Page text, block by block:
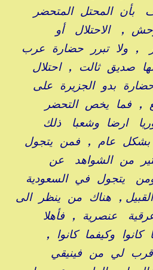
بأن المحتل المتحضر
, الاحتلال أو
, ولا تبرر حضارة عرب
صديق ثالت , احتلال
بدو الجزيرة على
, فما يخص التحضر
ارضا وشعبا ذلك
بشكل عام , فمن يتجول
من الشواهد عن
يتجول في السعودية
, هناك من ينظر الى
عنصرية , فأهلا
وكيفما كانوا ,
لي من فينيقي